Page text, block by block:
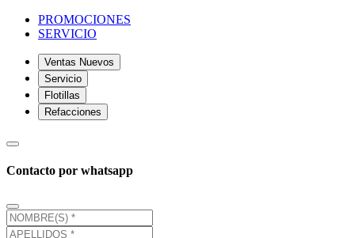
PROMOCIONES
SERVICIO
Ventas Nuevos
Servicio
Flotillas
Refacciones
Contacto por whatsapp